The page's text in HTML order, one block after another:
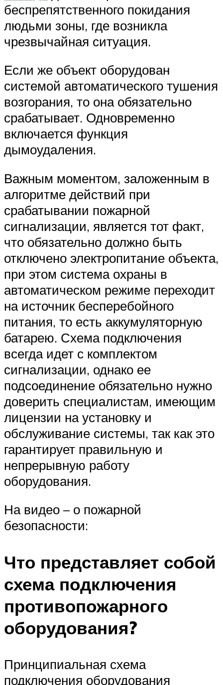
беспрепятственного покидания
людьми зоны, где возникла
чрезвычайная ситуация.
Если же объект оборудован
системой автоматического тушения
возгорания, то она обязательно
срабатывает. Одновременно
включается функция
дымоудаления.
Важным моментом, заложенным в
алгоритме действий при
срабатывании пожарной
сигнализации, является тот факт,
что обязательно должно быть
отключено электропитание объекта,
при этом система охраны в
автоматическом режиме переходит
на источник бесперебойного
питания, то есть аккумуляторную
батарею. Схема подключения
всегда идет с комплектом
сигнализации, однако ее
подсоединение обязательно нужно
доверить специалистам, имеющим
лицензии на установку и
обслуживание системы, так как это
гарантирует правильную и
непрерывную работу
оборудования.
На видео – о пожарной
безопасности:
Что представляет собой
схема подключения
противопожарного
оборудования?
Принципиальная схема
подключения оборудования